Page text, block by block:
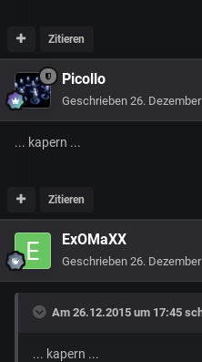
Zitieren
Picollo
Geschrieben 26.
... kapern ...
Zitieren
ExOMaXX
Geschrieben 26.
Am 26.12.2015 um 17:45
... kapern ...